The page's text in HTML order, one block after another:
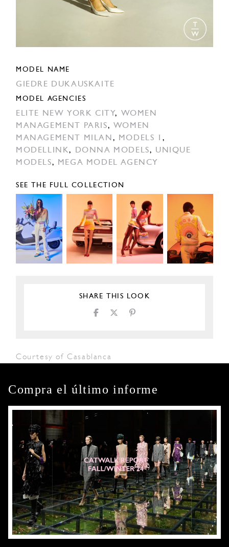
MODEL NAME
GIEDRE DUKAUSKAITE
MODEL AGENCIES
ELITE NEW YORK CITY, WOMEN
MANAGEMENT PARIS, WOMEN
MANAGEMENT MILAN , MODELS 1 ,
MODELLINK, DONNA MODELS, UNIQUE
MODELS, MEGA MODEL AGENCY
SEE THE FULL COLLECTION
SHARE THIS LOOK
Courtesy of Casablanca
Compra el último informe